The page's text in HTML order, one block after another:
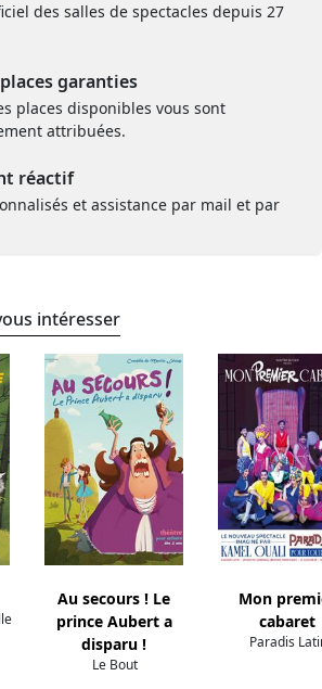
des salles de spectacles depuis 27
garanties
places disponibles vous sont
attribuées.
réactif
et assistance par mail et par
intéresser
Au secours ! Le
prince Aubert a
disparu !
Le Bout
Mon
cabaret
Paradis